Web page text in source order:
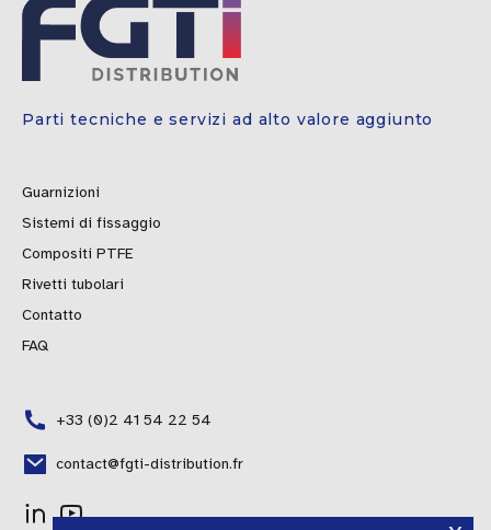
Parti tecniche e servizi ad alto valore aggiunto
Guarnizioni
Sistemi di fissaggio
Compositi PTFE
Rivetti tubolari
Contatto
FAQ
+33 (0)2 41 54 22 54
contact@fgti-distribution.fr